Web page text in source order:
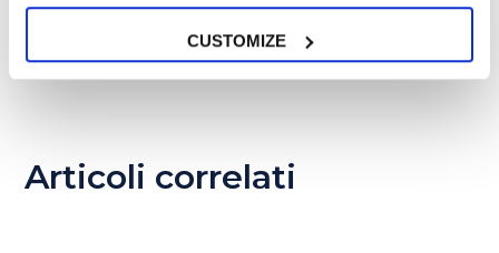
CUSTOMIZE
inglese: esercizi e frasi utili
4 NOVEMBRE 2019
Articoli correlati